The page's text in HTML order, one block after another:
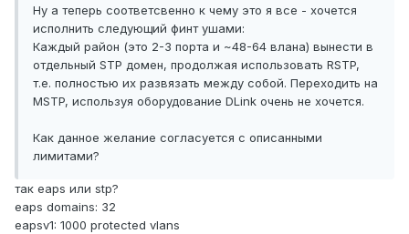
Ну а теперь соответсвенно к чему это я все - хочется
исполнить следующий финт ушами:
Каждый район (это 2-3 порта и ~48-64 влана) вынести в
отдельный STP домен, продолжая использовать RSTP,
т.е. полностью их развязать между собой. Переходить на
MSTP, используя оборудование DLink очень не хочется.
Как данное желание согласуется с описанными
лимитами?
так eaps или stp?
eaps domains: 32
eapsv1: 1000 protected vlans